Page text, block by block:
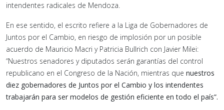
intendentes radicales de Mendoza.
En ese sentido, el escrito refiere a la Liga de Gobernadores de
Juntos por el Cambio, en riesgo de implosión por un posible
acuerdo de Mauricio Macri y Patricia Bullrich con Javier Milei:
“Nuestros senadores y diputados serán garantías del control
republicano en el Congreso de la Nación, mientras que nuestros
diez gobernadores de Juntos por el Cambio y los intendentes
trabajarán para ser modelos de gestión eficiente en todo el país”.